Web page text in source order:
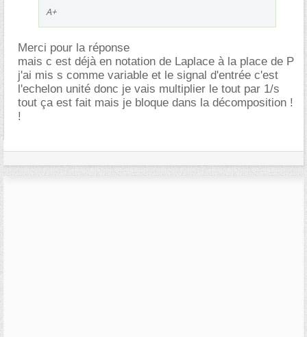
A+
Merci pour la réponse
mais c est déjà en notation de Laplace à la place de P
j'ai mis s comme variable et le signal d'entrée c'est
l'echelon unité donc je vais multiplier le tout par 1/s
tout ça est fait mais je bloque dans la décomposition !
!